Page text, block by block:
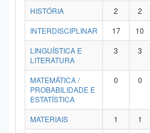
HISTÓRIA
2 2
INTERDISCIPLINAR
17 10
LINGUÍSTICA E
LITERATURA
3 3
MATEMÁTICA /
PROBABILIDADE E
ESTATÍSTICA
0 0
MATERIAIS 1 1